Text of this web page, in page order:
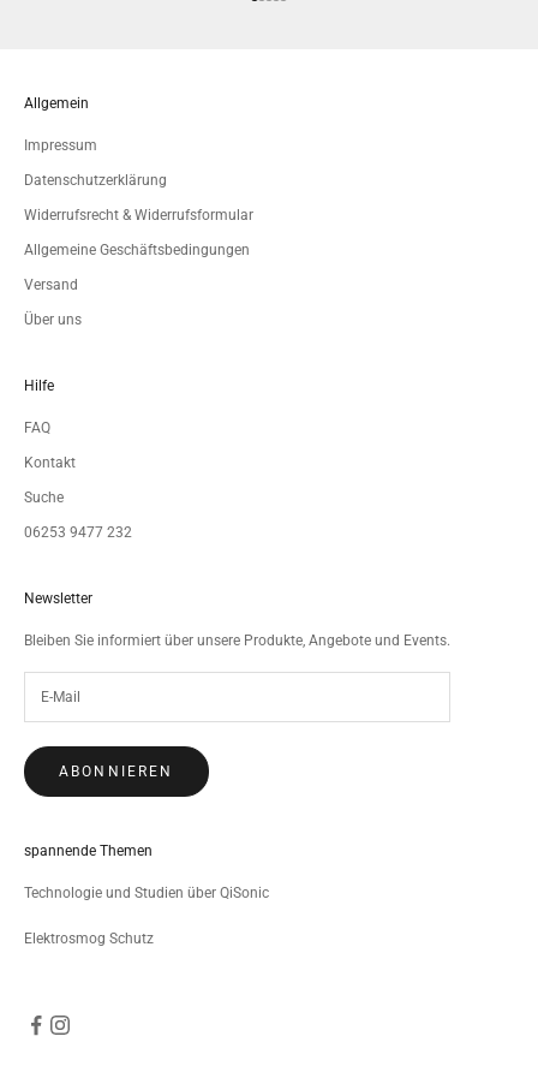
Gehe zu Element 1
Gehe zu Element 2
Gehe zu Element 3
Gehe zu Element 4
Gehe zu Element 5
Allgemein
Impressum
Datenschutzerklärung
Widerrufsrecht & Widerrufsformular
Allgemeine Geschäftsbedingungen
Versand
Über uns
Hilfe
FAQ
Kontakt
Suche
06253 9477 232
Newsletter
Bleiben Sie informiert über unsere Produkte, Angebote und Events.
ABONNIEREN
spannende Themen
Technologie und Studien über QiSonic
Elektrosmog Schutz